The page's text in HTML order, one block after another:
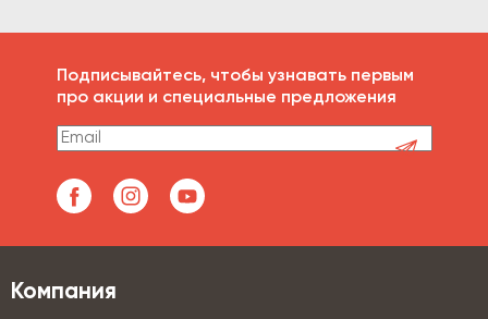
Подписывайтесь, чтобы узнавать первым
про акции и специальные предложения
Компания